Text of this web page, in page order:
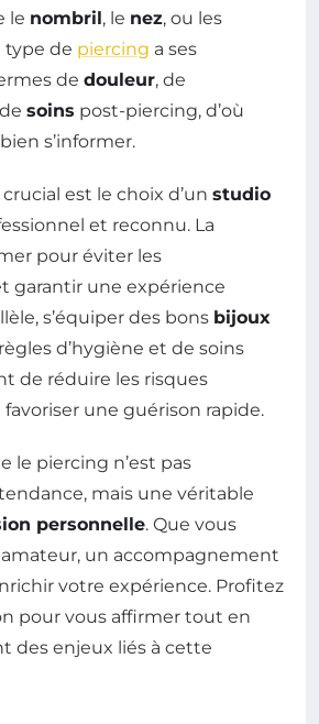
le nombril, le nez, ou les
type de piercing a ses
de douleur, de
soins post-piercing, d’où
s’informer.
est le choix d’un studio
et reconnu. La
pour éviter les
garantir une expérience
s’équiper des bons bijoux
d’hygiène et de soins
de réduire les risques
une guérison rapide.
le piercing n’est pas
mais une véritable
personnelle. Que vous
un accompagnement
votre expérience. Profitez
pour vous affirmer tout en
des enjeux liés à cette